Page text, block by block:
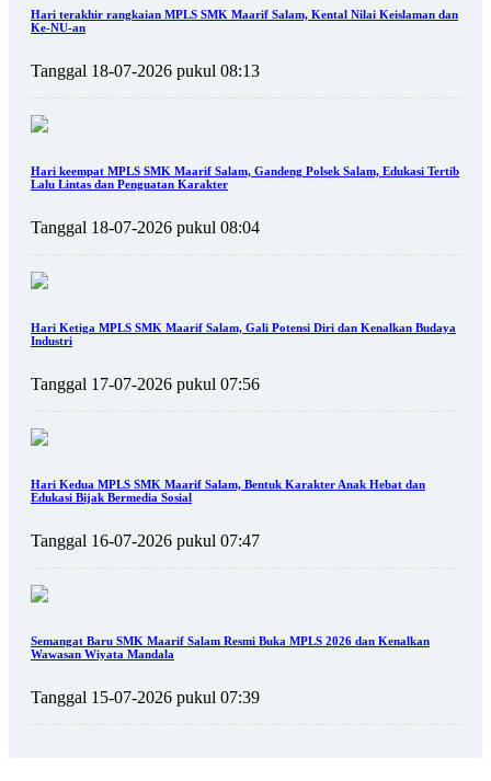
Hari terakhir rangkaian MPLS SMK Maarif Salam, Kental Nilai Keislaman dan
Ke-NU-an
Tanggal 18-07-2026 pukul 08:13
Hari keempat MPLS SMK Maarif Salam, Gandeng Polsek Salam, Edukasi Tertib
Lalu Lintas dan Penguatan Karakter
Tanggal 18-07-2026 pukul 08:04
Hari Ketiga MPLS SMK Maarif Salam, Gali Potensi Diri dan Kenalkan Budaya
Industri
Tanggal 17-07-2026 pukul 07:56
Hari Kedua MPLS SMK Maarif Salam, Bentuk Karakter Anak Hebat dan
Edukasi Bijak Bermedia Sosial
Tanggal 16-07-2026 pukul 07:47
Semangat Baru SMK Maarif Salam Resmi Buka MPLS 2026 dan Kenalkan
Wawasan Wiyata Mandala
Tanggal 15-07-2026 pukul 07:39